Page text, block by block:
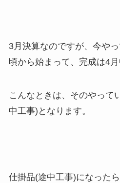
3月決算なのですが、今や
頃から始まって、完成は4月
こんなときは、そのやって
中工事)となります。
仕掛品(途中工事)になった